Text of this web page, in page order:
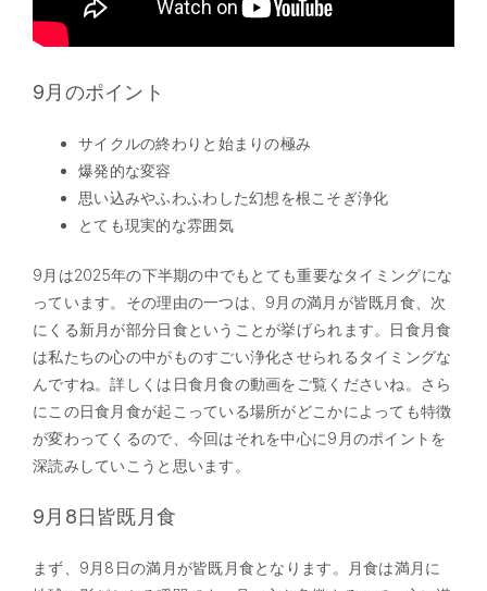
9月のポイント
サイクルの終わりと始まりの極み
爆発的な変容
思い込みやふわふわした幻想を根こそぎ浄化
とても現実的な雰囲気
9月は2025年の下半期の中でもとても重要なタイミングにな
っています。その理由の一つは、9月の満月が皆既月食、次
にくる新月が部分日食ということが挙げられます。日食月食
は私たちの心の中がものすごい浄化させられるタイミングな
んですね。詳しくは日食月食の動画をご覧くださいね。さら
にこの日食月食が起こっている場所がどこかによっても特徴
が変わってくるので、今回はそれを中心に9月のポイントを
深読みしていこうと思います。
9月8日皆既月食
まず、9月8日の満月が皆既月食となります。月食は満月に